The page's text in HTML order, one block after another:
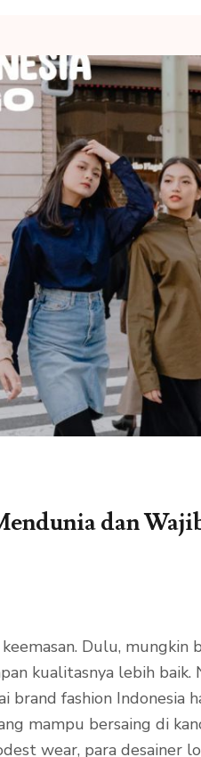
dan
Dulu, mungkin
kualitasnya lebih baik.
brand fashion Indonesia
mampu bersaing di
wear, para desainer